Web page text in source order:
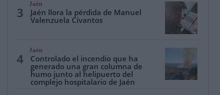
3
Jaén
Jaén llora la pérdida de Manuel
Valenzuela Civantos
4
Jaén
Controlado el incendio que ha
generado una gran columna de
humo junto al helipuerto del
complejo hospitalario de Jaén